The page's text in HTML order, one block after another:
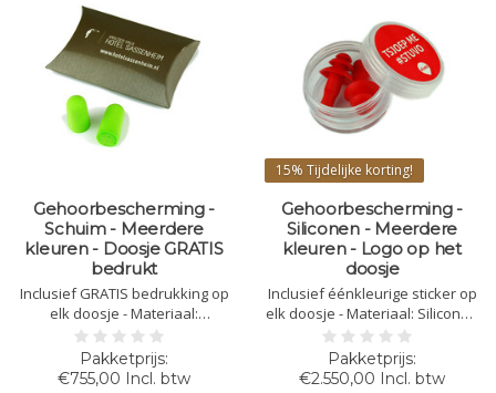
Gehoorbescherming -
Schuim - Meerdere
kleuren - Doosje GRATIS
bedrukt
Inclusief GRATIS bedrukking op
elk doosje - Materiaal:
Polyurethaan schuim - Per set
in kartonnen doosje - Afmeting:
55x80x15mm - Geluidsreductie:
€755,00 Incl. btw
15% Tijdelijke korting!
Gehoorbescherming -
Siliconen - Meerdere
kleuren - Logo op het
doosje
Inclusief éénkleurige sticker op
elk doosje - Materiaal: Siliconen
- Per set in een plastic doosje
(37mm - ↕ 19mm) -
Geluidsreductie: 25db - 30db
€2.550,00 Incl. btw